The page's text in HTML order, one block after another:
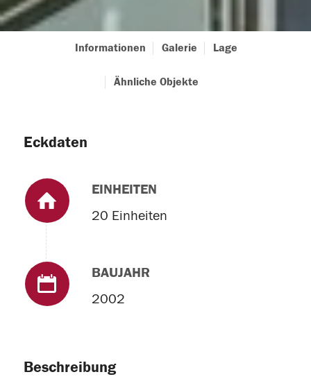
Informationen Galerie Lage
Ähnliche Objekte
Eckdaten
EINHEITEN
20 Einheiten
BAUJAHR
2002
Beschreibung